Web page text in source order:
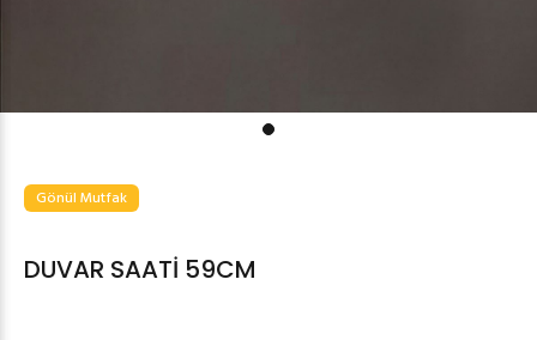
Gönül Mutfak
DUVAR SAATİ 59CM